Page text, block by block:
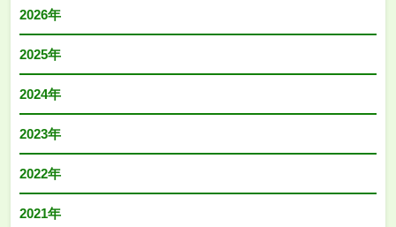
2026年
2025年
2024年
2023年
2022年
2021年